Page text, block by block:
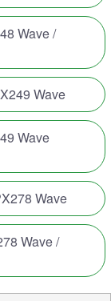
Wave /
Wave
Wave
Wave
Wave /